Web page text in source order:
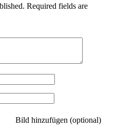
Required fields are
Bild hinzufügen (optional)